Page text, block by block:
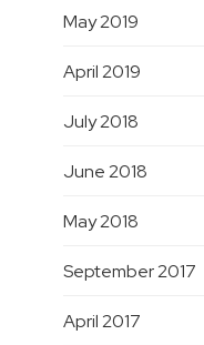
May 2019
April 2019
July 2018
June 2018
May 2018
September 2017
April 2017